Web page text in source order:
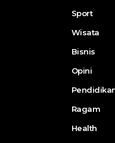
Sport
Wisata
Bisnis
Opini
Ragam
Health